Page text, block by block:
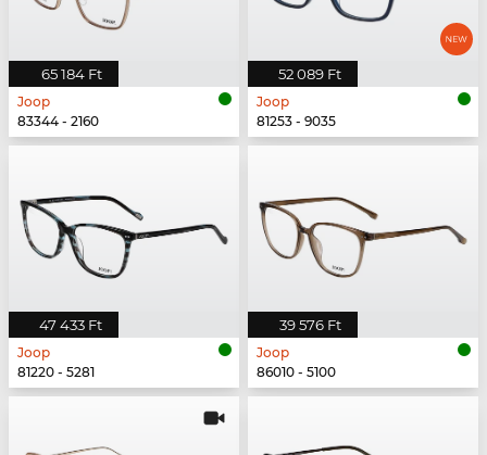
65 184 Ft
Joop
83344 - 2160
52 089 Ft
Joop
81253 - 9035
47 433 Ft
Joop
81220 - 5281
39 576 Ft
Joop
86010 - 5100